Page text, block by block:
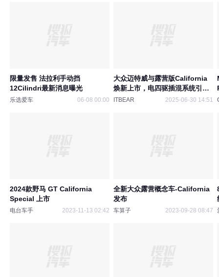
限量发售 法拉利手动挡
12Cilindri最新消息曝光
乐选爱车 06-08 00:00
大众迈特威与露营版California
焕新上市，电四驱插混系统引领
新潮流
ITBEAR 2025-06-30 14:51
2024款野马 GT California
Special 上市
电台车手 2023-11-13 02:42
全新大众露营概念车-California
发布
车算子 2023-09-28 08:47